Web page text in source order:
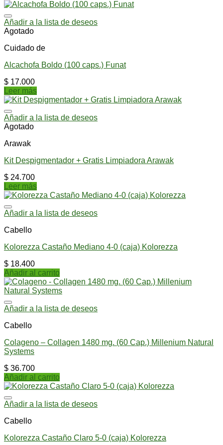
Añadir a la lista de deseos
Agotado
Cuidado de
Alcachofa Boldo (100 caps.) Funat
$ 17.000
Leer más
Añadir a la lista de deseos
Agotado
Arawak
Kit Despigmentador + Gratis Limpiadora Arawak
$ 24.700
Leer más
Añadir a la lista de deseos
Cabello
Kolorezza Castaño Mediano 4-0 (caja) Kolorezza
$ 18.400
Añadir al carrito
Añadir a la lista de deseos
Cabello
Colageno – Collagen 1480 mg. (60 Cap.) Millenium Natural
Systems
$ 36.700
Añadir al carrito
Añadir a la lista de deseos
Cabello
Kolorezza Castaño Claro 5-0 (caja) Kolorezza